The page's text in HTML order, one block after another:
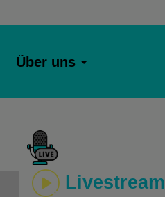
Über uns
Livestream